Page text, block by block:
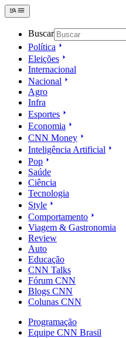
Buscar
Política
Eleições
Internacional
Nacional
Agro
Infra
Esportes
Economia
CNN Money
Inteligência Artificial
Pop
Saúde
Ciência
Tecnologia
Style
Comportamento
Viagem & Gastronomia
Review
Auto
Educação
CNN Talks
Fórum CNN
Blogs CNN
Colunas CNN
Programação
Equipe CNN Brasil